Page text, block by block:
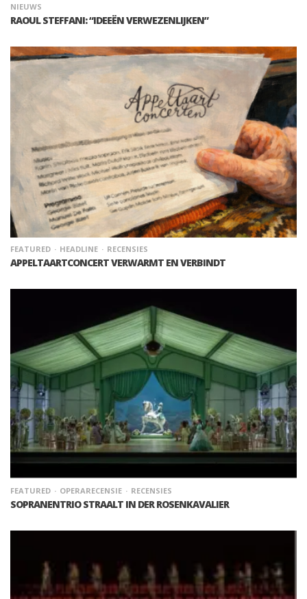
NIEUWS
RAOUL STEFFANI: “IDEEËN VERWEZENLIJKEN”
FEATURED HEADLINE RECENSIES
APPELTAARTCONCERT VERWARMT EN VERBINDT
FEATURED OPERARECENSIE RECENSIES
SOPRANENTRIO STRAALT IN DER ROSENKAVALIER